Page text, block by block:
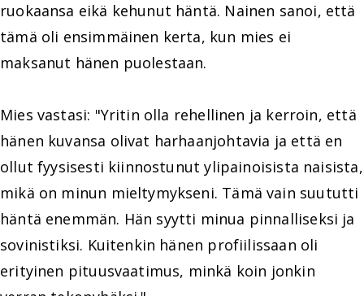
ruokaansa eikä kehunut häntä. Nainen sanoi, että
tämä oli ensimmäinen kerta, kun mies ei
maksanut hänen puolestaan.
Mies vastasi: "Yritin olla rehellinen ja kerroin, että
hänen kuvansa olivat harhaanjohtavia ja että en
ollut fyysisesti kiinnostunut ylipainoisista naisista,
mikä on minun mieltymykseni. Tämä vain suututti
häntä enemmän. Hän syytti minua pinnalliseksi ja
sovinistiksi. Kuitenkin hänen profiilissaan oli
erityinen pituusvaatimus, minkä koin jonkin